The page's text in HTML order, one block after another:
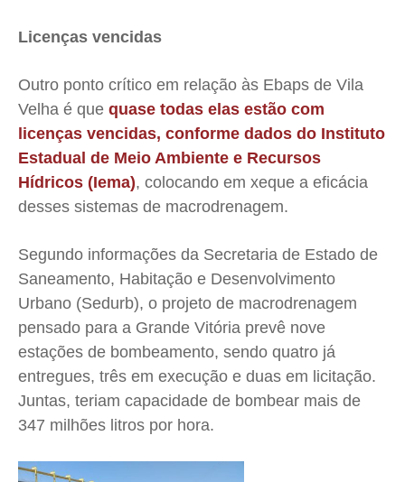
Licenças vencidas
Outro ponto crítico em relação às Ebaps de Vila
Velha é que quase todas elas estão com
licenças vencidas, conforme dados do Instituto
Estadual de Meio Ambiente e Recursos
Hídricos (Iema), colocando em xeque a eficácia
desses sistemas de macrodrenagem.
Segundo informações da Secretaria de Estado de
Saneamento, Habitação e Desenvolvimento
Urbano (Sedurb), o projeto de macrodrenagem
pensado para a Grande Vitória prevê nove
estações de bombeamento, sendo quatro já
entregues, três em execução e duas em licitação.
Juntas, teriam capacidade de bombear mais de
347 milhões litros por hora.